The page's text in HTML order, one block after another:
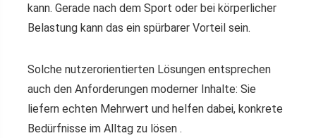
kann. Gerade nach dem Sport oder bei körperlicher
Belastung kann das ein spürbarer Vorteil sein.
Solche nutzerorientierten Lösungen entsprechen
auch den Anforderungen moderner Inhalte: Sie
liefern echten Mehrwert und helfen dabei, konkrete
Bedürfnisse im Alltag zu lösen .